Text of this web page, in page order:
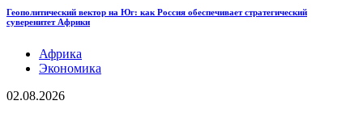
Геополитический вектор на Юг: как Россия обеспечивает стратегический
суверенитет Африки
Африка
Экономика
02.08.2026